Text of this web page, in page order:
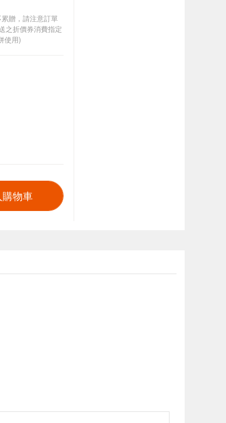
贈，請注意訂單
之折價券消費指定
使用)
物車